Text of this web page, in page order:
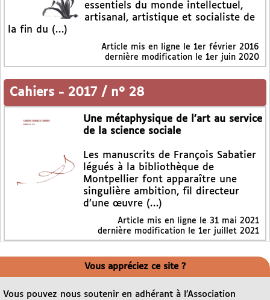
essentiels du monde intellectuel,
artisanal, artistique et socialiste de
la fin du (…)
Article mis en ligne le 1er février 2016
dernière modification le 1er juin 2020
Cahiers - 2017 / n° 28
Une métaphysique de l’art au service
de la science sociale
Les manuscrits de François Sabatier
légués à la bibliothèque de
Montpellier font apparaître une
singulière ambition, fil directeur
d’une œuvre (…)
Article mis en ligne le 31 mai 2021
dernière modification le 1er juillet 2021
Vous appréciez ce site ?
Vous pouvez nous soutenir en adhérant à l’Association